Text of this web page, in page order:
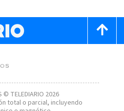
© TELEDIARIO 2026
total o parcial, incluyendo